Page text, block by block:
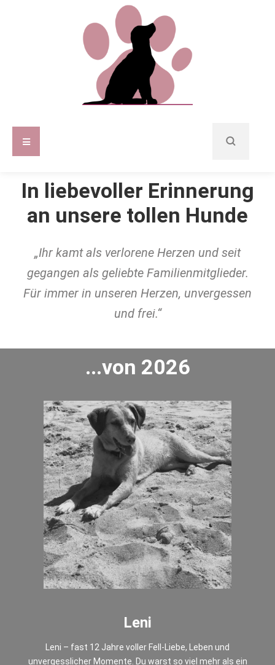
In liebevoller Erinnerung
an unsere tollen Hunde
„Ihr kamt als verlorene Herzen und seit
gegangen als geliebte Familienmitglieder.
Für immer in unseren Herzen, unvergessen
und frei.“
...von 2026
Leni
Leni – fast 12 Jahre voller Fell-Liebe, Leben und
unvergesslicher Momente. Du warst so viel mehr als ein